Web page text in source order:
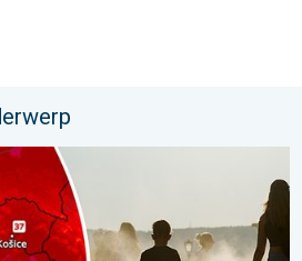
Tot ruim 40 graden. . . dinsdag